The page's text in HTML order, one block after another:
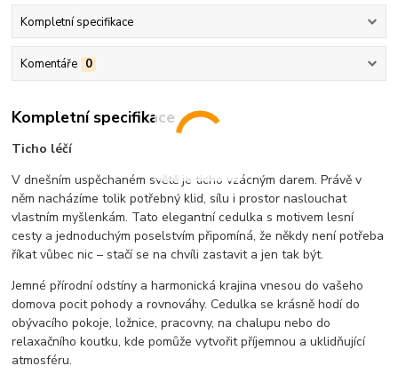
Kompletní specifikace
Komentáře 0
Kompletní specifikace
Ticho léčí
V dnešním uspěchaném světě je ticho vzácným darem. Právě v
něm nacházíme tolik potřebný klid, sílu i prostor naslouchat
vlastním myšlenkám. Tato elegantní cedulka s motivem lesní
cesty a jednoduchým poselstvím připomíná, že někdy není potřeba
říkat vůbec nic – stačí se na chvíli zastavit a jen tak být.
Jemné přírodní odstíny a harmonická krajina vnesou do vašeho
domova pocit pohody a rovnováhy. Cedulka se krásně hodí do
obývacího pokoje, ložnice, pracovny, na chalupu nebo do
relaxačního koutku, kde pomůže vytvořit příjemnou a uklidňující
atmosféru.